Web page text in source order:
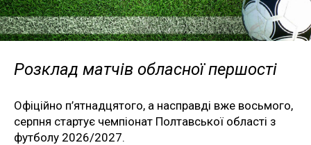
Розклад матчів обласної першості
Офіційно п’ятнадцятого, а насправді вже восьмого,
серпня стартує чемпіонат Полтавської області з
футболу 2026/2027.